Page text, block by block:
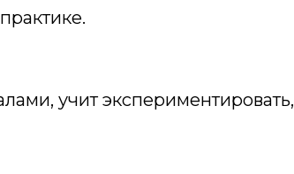
учит экспериментировать,